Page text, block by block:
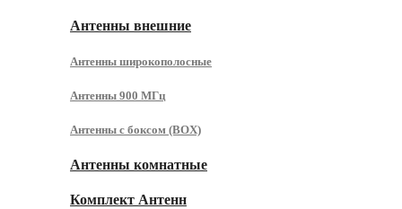
Антенны внешние
Антенны широкополосные
Антенны 900 МГц
Антенны с боксом (BOX)
Антенны комнатные
Комплект Антенн